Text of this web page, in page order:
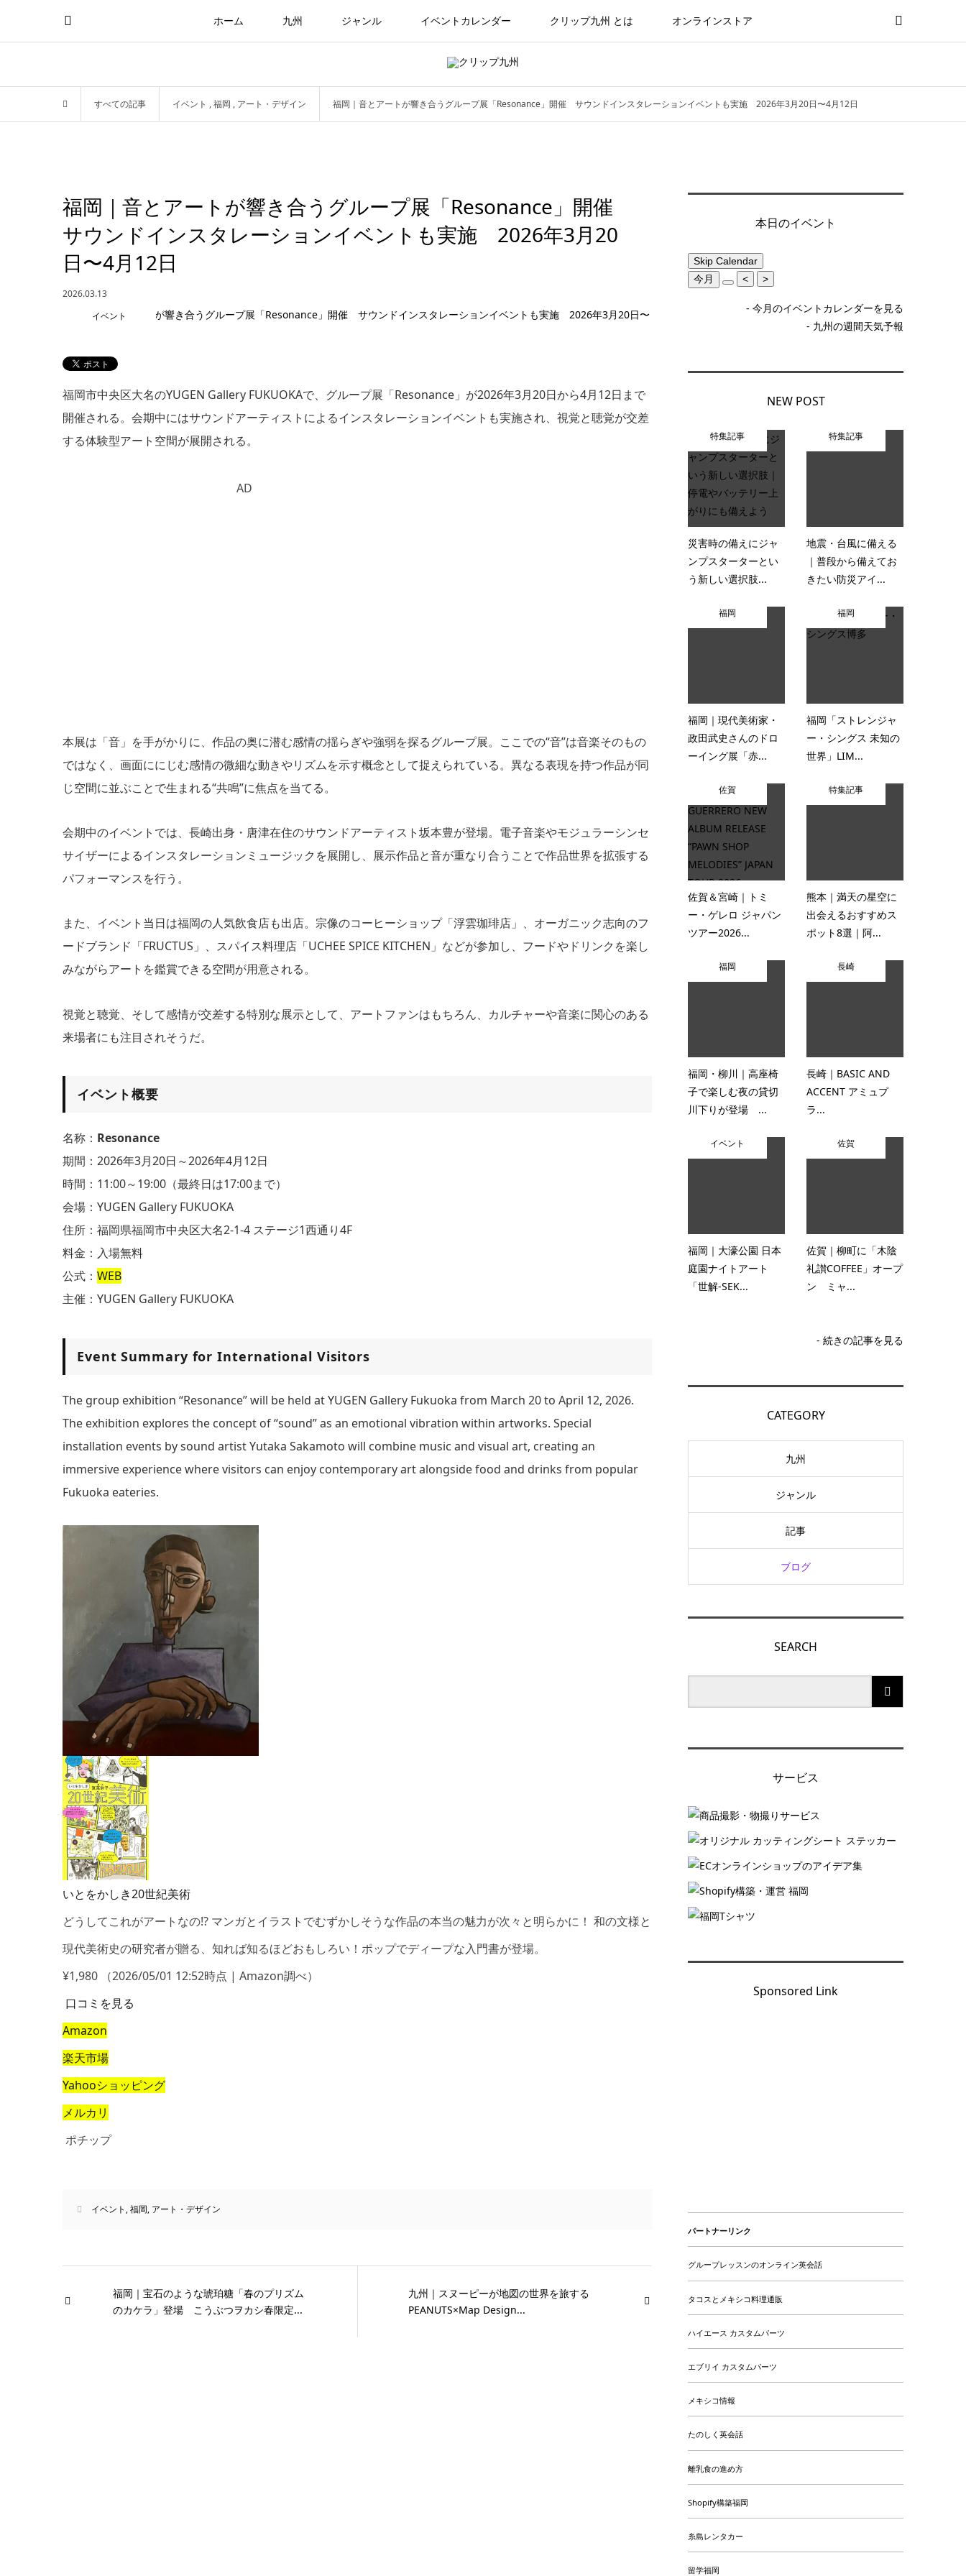
ホーム 九州 ジャンル イベントカレンダー クリップ九州 とは オンラインストア
すべての記事 イベント ,福岡 , アート・デザイン 福岡｜音とアートが響き合うグループ展「Resonance」開催 サウンドインスタレーションイベントも実施 2026年3月20日〜4月12日
福岡｜音とアートが響き合うグループ展「Resonance」開催
サウンドインスタレーションイベントも実施 2026年3月20
日〜4月12日
2026.03.13
イベント
福岡市中央区大名のYUGEN Gallery FUKUOKAで、グループ展「Resonance」が2026年3月20日から4月12日まで
開催される。会期中にはサウンドアーティストによるインスタレーションイベントも実施され、視覚と聴覚が交差
する体験型アート空間が展開される。
AD
本展は「音」を手がかりに、作品の奥に潜む感情の揺らぎや強弱を探るグループ展。ここでの“音”は音楽そのもの
ではなく、画面ににじむ感情の微細な動きやリズムを示す概念として捉えられている。異なる表現を持つ作品が同
じ空間に並ぶことで生まれる“共鳴”に焦点を当てる。
会期中のイベントでは、長崎出身・唐津在住のサウンドアーティスト坂本豊が登場。電子音楽やモジュラーシンセ
サイザーによるインスタレーションミュージックを展開し、展示作品と音が重なり合うことで作品世界を拡張する
パフォーマンスを行う。
また、イベント当日は福岡の人気飲食店も出店。宗像のコーヒーショップ「浮雲珈琲店」、オーガニック志向のフ
ードブランド「FRUCTUS」、スパイス料理店「UCHEE SPICE KITCHEN」などが参加し、フードやドリンクを楽し
みながらアートを鑑賞できる空間が用意される。
視覚と聴覚、そして感情が交差する特別な展示として、アートファンはもちろん、カルチャーや音楽に関心のある
来場者にも注目されそうだ。
イベント概要
名称： Resonance
期間：2026年3月20日～2026年4月12日
時間：11:00～19:00（最終日は17:00まで）
会場：YUGEN Gallery FUKUOKA
住所：福岡県福岡市中央区大名2-1-4 ステージ1西通り4F
料金：入場無料
公式： WEB
主催：YUGEN Gallery FUKUOKA
Event Summary for International Visitors
The group exhibition “Resonance” will be held at YUGEN Gallery Fukuoka from March 20 to April 12, 2026.
The exhibition explores the concept of “sound” as an emotional vibration within artworks. Special
installation events by sound artist Yutaka Sakamoto will combine music and visual art, creating an
immersive experience where visitors can enjoy contemporary art alongside food and drinks from popular
Fukuoka eateries.
いとをかしき20世紀美術
どうしてこれがアートなの!? マンガとイラストでむずかしそうな作品の本当の魅力が次々と明らかに！ 和の文様と
現代美術史の研究者が贈る、知れば知るほどおもしろい！ポップでディープな入門書が登場。
¥1,980
（2026/05/01 12:52時点 | Amazon調べ）
口コミを見る
Amazon
楽天市場
Yahooショッピング
メルカリ
ポチップ
イベント ,福岡, アート・デザイン
福岡｜宝石のような琥珀糖「春のプリズム
のカケラ」登場 こうぶつヲカシ春限定...
九州｜スヌーピーが地図の世界を旅する
PEANUTS×Map Design...
本日のイベント
Skip Calendar
今月
< >
- 今月のイベントカレンダーを見る
- 九州の週間天気予報
NEW POST
特集記事
災害時の備えにジャ
ンプスターターとい
う新しい選択肢...
特集記事
地震・台風に備える
｜普段から備えてお
きたい防災アイ...
福岡
福岡｜現代美術家・
政田武史さんのドロ
ーイング展「赤...
福岡
福岡「ストレンジャ
ー・シングス 未知の
世界」LIM...
佐賀
佐賀＆宮崎｜トミ
ー・ゲレロ ジャパン
ツアー2026...
特集記事
熊本｜満天の星空に
出会えるおすすめス
ポット8選｜阿...
福岡
福岡・柳川｜高座椅
子で楽しむ夜の貸切
川下りが登場 ...
長崎
長崎｜BASIC AND
ACCENT アミュプ
ラ...
イベント
福岡｜大濠公園 日本
庭園ナイトアート
「世解-SEK...
佐賀
佐賀｜柳町に「木陰
礼讃COFFEE」オープ
ン ミャ...
- 続きの記事を見る
CATEGORY
九州
ジャンル
記事
ブログ
SEARCH
サービス
Sponsored Link
パートナーリンク
グループレッスンのオンライン英会話
タコスとメキシコ料理通販
ハイエース カスタムパーツ
エブリイ カスタムパーツ
メキシコ情報
たのしく英会話
離乳食の進め方
Shopify構築福岡
糸島レンタカー
留学福岡